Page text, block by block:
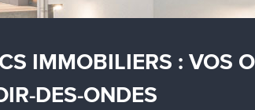
IMMOBILIERS : VOS
DES-ONDES